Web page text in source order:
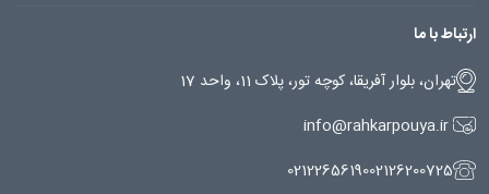
ارتباط با ما
تهران، بلوار آفریقا، کوچه تور، پلاک 11، واحد 17
info@rahkarpouya.ir
02126200725
02122656190